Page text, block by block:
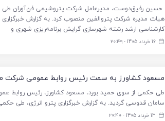
حسین رفیق‌دوست، مدیرعامل شرکت پتروشیمی فن‌آوران طی
هیات مدیره شرکت پتروالفین منصوب کرد. به گزارش خبرگزاری
کارشناسی ارشد رشته شهرسازی گرایش برنامه‌ریزی شهری و
16 خرداد 1405 - ۲۰:۴۹
مسعود کشاورز به سمت رئیس روابط عمومی شرکت
طی حکمی از سوی حمید بورد، مسعود کشاورز، رئیس روابط
سامان قدوسی گردید. به گزارش خبرگزاری پترو انرژی، طی
13 خرداد 1405 - ۲۰:۴۰